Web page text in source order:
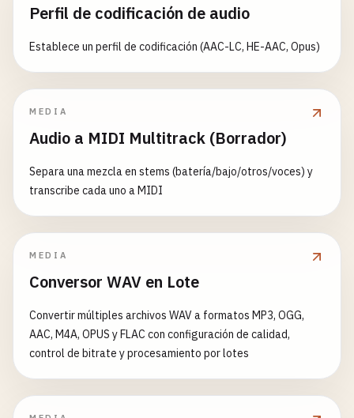
Perfil de codificación de audio
Establece un perfil de codificación (AAC-LC, HE-AAC, Opus)
MEDIA
Audio a MIDI Multitrack (Borrador)
Separa una mezcla en stems (batería/bajo/otros/voces) y
transcribe cada uno a MIDI
MEDIA
Conversor WAV en Lote
Convertir múltiples archivos WAV a formatos MP3, OGG,
AAC, M4A, OPUS y FLAC con configuración de calidad,
control de bitrate y procesamiento por lotes